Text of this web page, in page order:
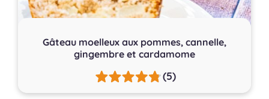
Gâteau moelleux aux pommes, cannelle,
gingembre et cardamome
(5)